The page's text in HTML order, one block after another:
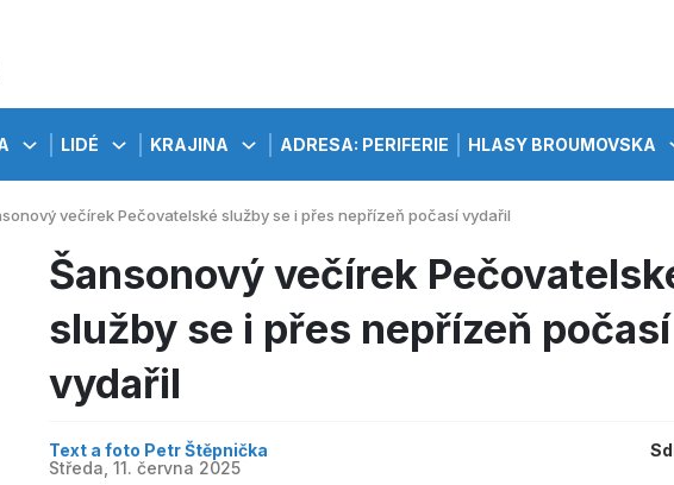
večírek Pečovatelské služby se i přes nepřízeň počasí vydařil
Šansonový večírek
služby se i přes nepřízeň počasí
vydařil
Text a foto Petr Štěpnička
Středa, 11. června 2025
LIDÉ KRAJINA ADRESA: PERIFERIE HLASY BROUMOVSKA